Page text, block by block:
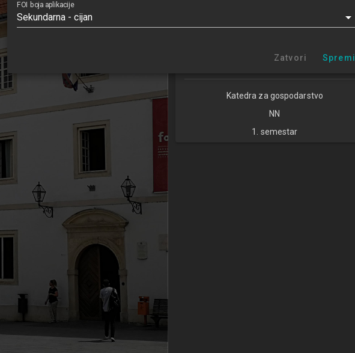
Studijski centar Varaždin (PITUP 1.2)
Studijski centar Zabok
Katedra za gospodarstvo
NN
1. semestar
FOI boja aplikacije
Sekundarna - cijan
Zatvori Spremi